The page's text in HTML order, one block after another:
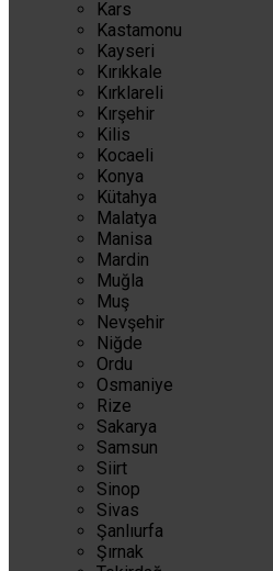
Kars
Kastamonu
Kayseri
Kırıkkale
Kırklareli
Kırşehir
Kilis
Kocaeli
Konya
Kütahya
Malatya
Manisa
Mardin
Muğla
Muş
Nevşehir
Niğde
Ordu
Osmaniye
Rize
Sakarya
Samsun
Siirt
Sinop
Sivas
Şanlıurfa
Şırnak